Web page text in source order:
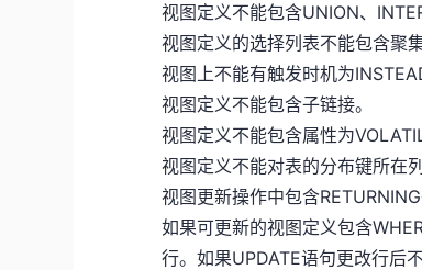
视图定义不能包含UNION、
视图定义的选择列表不能包含聚
视图上不能有触发时机为
视图定义不能包含子链接。
视图定义不能包含属性为
视图定义不能对表的分布键所在
视图更新操作中包含
如果可更新的视图定义包含
行。如果UPDATE语句更改行后